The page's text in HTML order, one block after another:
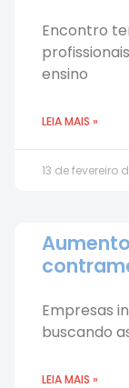
Encontro
ensino
LEIA MAIS »
13 de fevereiro
Empresas
buscando
LEIA MAIS »